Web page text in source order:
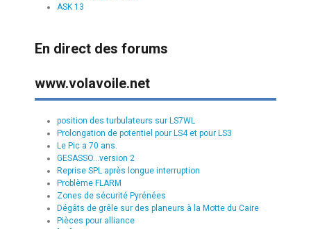
ASK 13
En direct des forums
www.volavoile.net
position des turbulateurs sur LS7WL
Prolongation de potentiel pour LS4 et pour LS3
Le Pic a 70 ans.
GESASSO...version 2
Reprise SPL après longue interruption
Problème FLARM
Zones de sécurité Pyrénées
Dégâts de grêle sur des planeurs à la Motte du Caire
Pièces pour alliance